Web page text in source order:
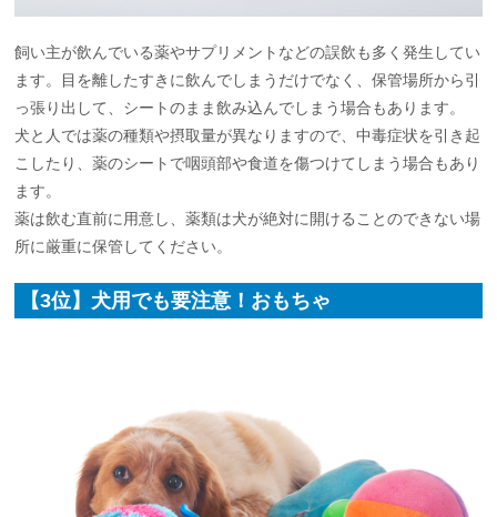
飼い主が飲んでいる薬やサプリメントなどの誤飲も多く発生してい
ます。目を離したすきに飲んでしまうだけでなく、保管場所から引
っ張り出して、シートのまま飲み込んでしまう場合もあります。
犬と人では薬の種類や摂取量が異なりますので、中毒症状を引き起
こしたり、薬のシートで咽頭部や食道を傷つけてしまう場合もあり
ます。
薬は飲む直前に用意し、薬類は犬が絶対に開けることのできない場
所に厳重に保管してください。
【3位】犬用でも要注意！おもちゃ